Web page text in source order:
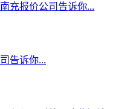
充报价公司告诉你...
告诉你...